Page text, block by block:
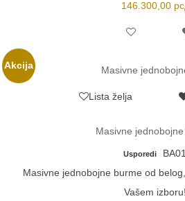
146.300,00
Akcija
Lista želja
Masivne
Usporedi
Masivne jednobojne burme od
Vašem izboru!